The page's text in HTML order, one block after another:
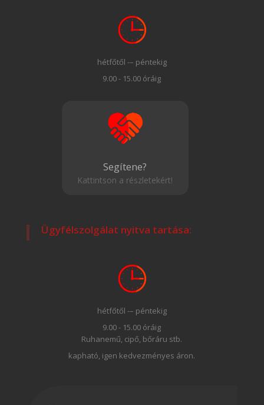
hétfőtől -– péntekig
9.00 - 15.00 óráig
Segítene?
Kattintson a részletekért!
Ügyfélszolgálat nyitva tartása:
hétfőtől -– péntekig
9.00 - 15.00 óráig
Ruhanemű, cipő, bőráru stb.
kapható, igen kedvezményes áron.